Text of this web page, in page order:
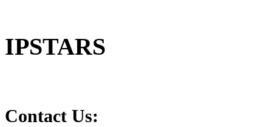
IPSTARS
Contact Us: